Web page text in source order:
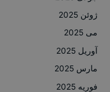
ژوئن 2025
می 2025
آوریل 2025
مارس 2025
فوریه 2025